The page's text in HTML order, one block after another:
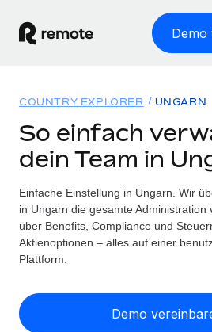
Demo
WELTWEITE BESCHÄFTIGUNG
Globale Payroll
Einfache, rechtssicher Payroll
Employer of Record
Weltweites Wachstum ohne
Contractor of Record
Rechtssichere, weltweite Arbeit
Lösungen
WELTWEITE ABDECKUNG
Country Explorer
Länderspezifische
Einfache Einstellung in allen US-
Ressourcen
TOOLS UND RECHNER
Preise
COUNTRY EXPLORER UNGARN
So einfach
dein Team in
Einfache Einstellung in Ungarn. Wir
in Ungarn die gesamte Administration
über Benefits, Compliance und
Aktienoptionen – alles auf einer
Plattform.
Demo